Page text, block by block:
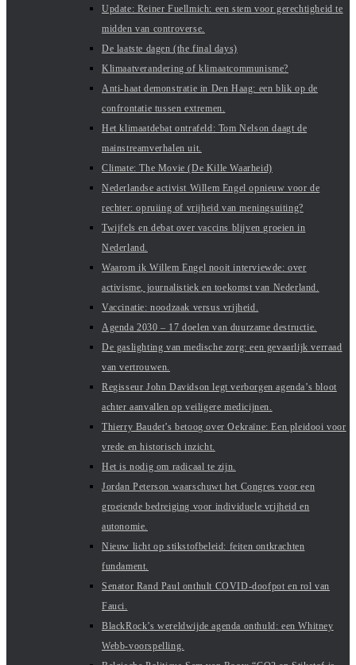
Update: Reiner Fuellmich: een stem voor gerechtigheid te
midden van controverse.
De laatste dagen (the final days)
Klimaatverandering of klimaatcommunisme?
Anti-haat demonstratie in Den Haag: een blik op de
confrontatie tussen extremen.
Het klimaatdebat ontrafeld: Tom Nelson daagt de
mainstreamverhalen uit.
Climate: The Movie (De Kille Waarheid)
Nederlandse activist Willem Engel opnieuw voor de
rechter: opruiing of vrijheid van meningsuiting?
Twijfels en debat over vaccins blijven groeien in
Nederland.
Waarom ik Willem Engel nooit interviewde: over
activisme, journalistiek en toekomst van Nederland.
Vaccinatie: noodzaak versus vrijheid.
Agenda 2030 – 17 doelen van duurzame destructie.
De gaslighting van medische zorg: een gevaarlijk verraad
van vertrouwen.
Regisseur John Davidson legt verborgen agenda’s bloot
achter aanvallen op veiligere medicijnen.
Thierry Baudet’s betoog over Oekraïne: Een pleidooi voor
vrede en historisch inzicht.
Het is nodig om radicaal te zijn.
Jordan Peterson waarschuwt het Congres voor een
groeiende bedreiging voor individuele vrijheid en
autonomie.
Nieuw licht op stikstofbeleid: feiten ontkrachten
fundament.
Senator Rand Paul onthult COVID-doofpot en rol van
Fauci.
BlackRock’s wereldwijde agenda onthuld: een Whitney
Webb-voorspelling.